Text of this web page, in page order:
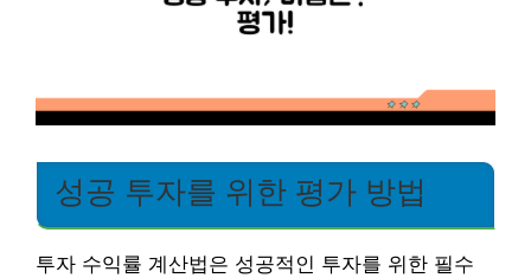
성공 투자를 위한 평가 방법
투자 수익률 계산법은 성공적인 투자를 위한 필수